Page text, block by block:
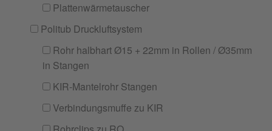
Plattenwärmetauscher
Politub Druckluftsystem
Rohr halbhart Ø15 + 22mm in Rollen / Ø35mm
in Stangen
KIR-Mantelrohr Stangen
Verbindungsmuffe zu KIR